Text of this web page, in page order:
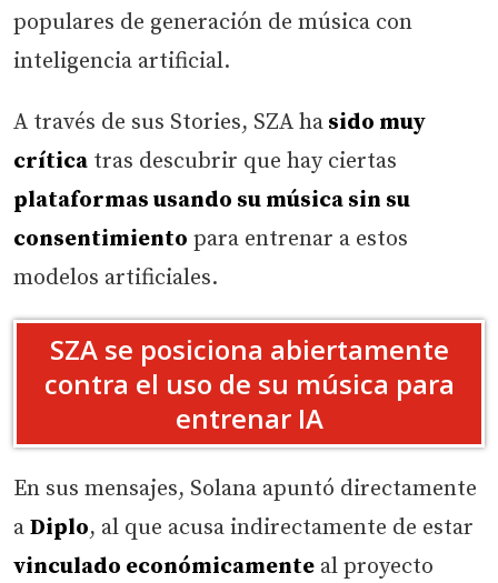
populares de generación de música con
inteligencia artificial.
A través de sus Stories, SZA ha sido muy
crítica tras descubrir que hay ciertas
plataformas usando su música sin su
consentimiento para entrenar a estos
modelos artificiales.
SZA se posiciona abiertamente
contra el uso de su música para
entrenar IA
En sus mensajes, Solana apuntó directamente
a Diplo, al que acusa indirectamente de estar
vinculado económicamente al proyecto